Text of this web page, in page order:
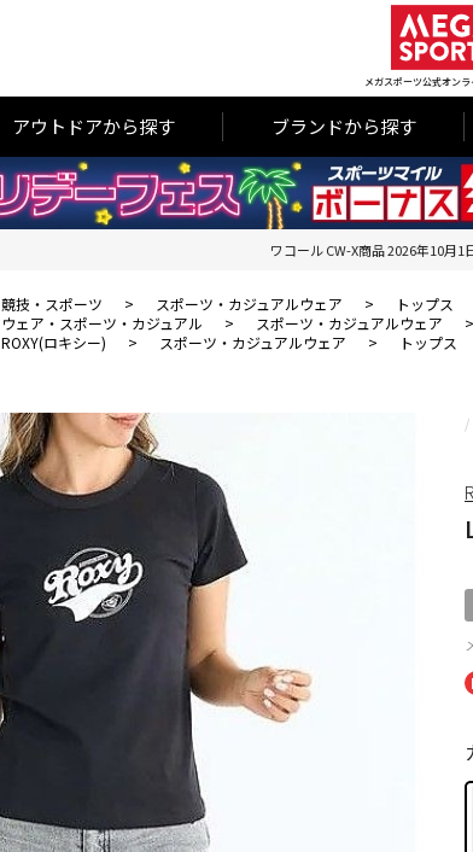
メガスポーツ公式オン
アウトドアから探す ブランドから探す
ワコール CW-X商品 2026年10月
競技・スポーツ > スポーツ・カジュアルウェア > トップス
ウェア・スポーツ・カジュアル > スポーツ・カジュアルウェア >
ROXY(ロキシー) > スポーツ・カジュアルウェア > トップス